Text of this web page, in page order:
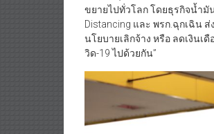
Distancing และ พรก.ฉุกเฉิน
นโยบายเลิกจ้าง หรือ ลดเงิน
วิด-19 ไปด้วยกัน”